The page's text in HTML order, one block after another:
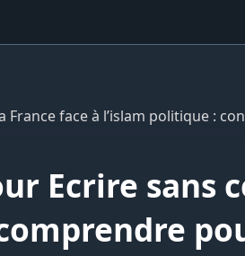
France face à l’islam politique :
Ecrire sans